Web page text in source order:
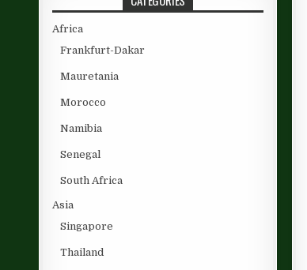
Africa
Frankfurt-Dakar
Mauretania
Morocco
Namibia
Senegal
South Africa
Asia
Singapore
Thailand